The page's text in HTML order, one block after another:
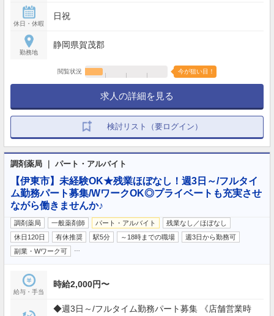
休日・休暇
日祝
勤務地
静岡県賀茂郡
閲覧状況 今が狙い目！
求人の詳細を見る
検討リスト（要ログイン）
調剤薬局 ｜ パート・アルバイト
【伊東市】未経験OK★残業ほぼなし！週3日～/フルタイ
ム勤務パート募集/WワークOK◎プライベートも充実させ
ながら働きませんか♪
調剤薬局 一般薬剤師 パート・アルバイト
残業なし／ほぼなし
休日120日
有休推奨 駅5分 ～18時までの職場
週3日から勤務可
副業・Wワーク可
給与・手当
時給2,000円〜
◆週3日～/フルタイム勤務パート募集 《店舗営業時